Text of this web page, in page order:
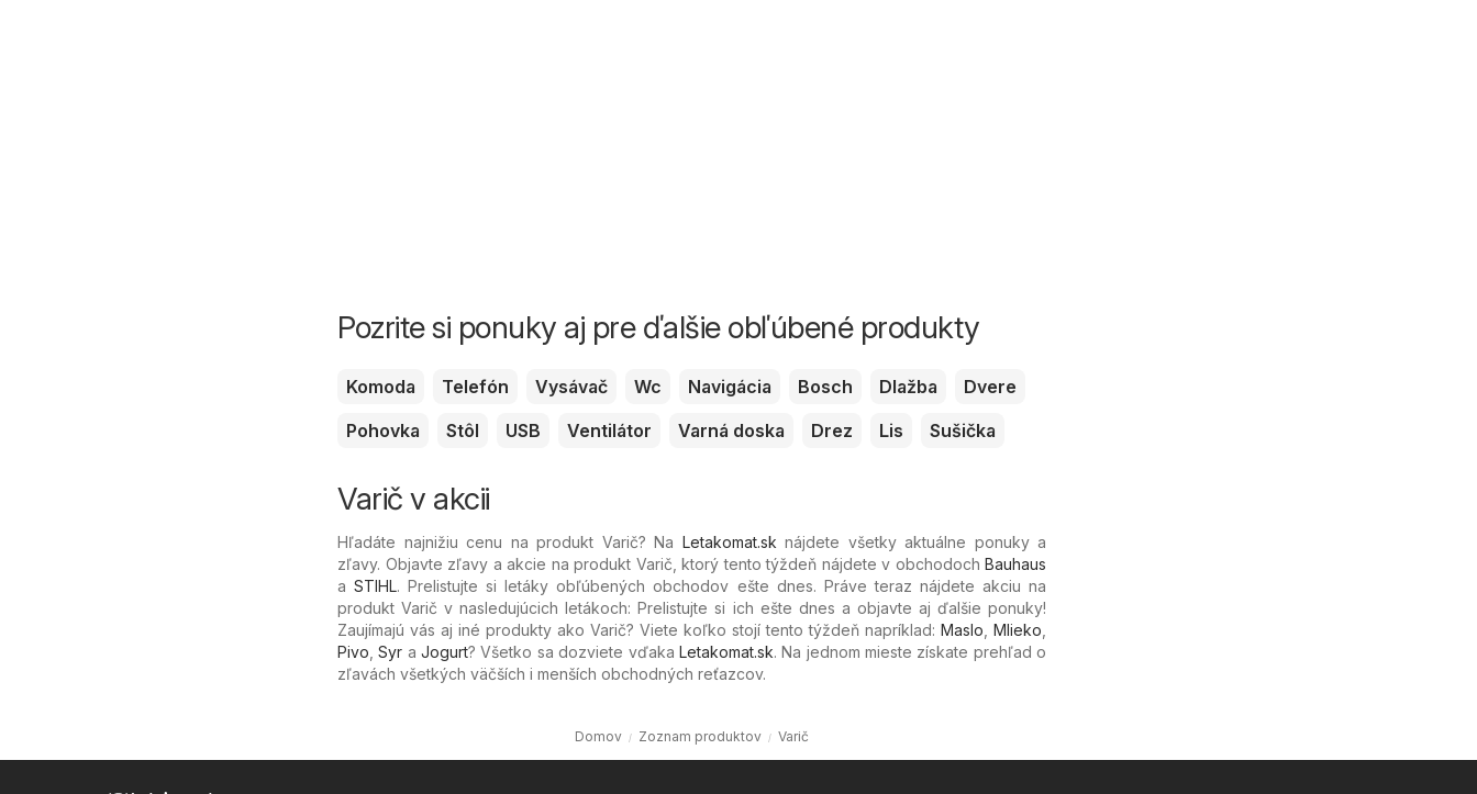
Pozrite si ponuky aj pre ďalšie obľúbené produkty
Komoda Telefón Vysávač Wc Navigácia Bosch Dlažba
Dvere
Pohovka
Stôl USB Ventilátor Varná doska Drez Lis Sušička
Varič v akcii
Hľadáte najnižiu cenu na produkt Varič? Na Letakomat.sk nájdete všetky aktuálne ponuky a
zľavy. Objavte zľavy a akcie na produkt Varič, ktorý tento týždeň nájdete v obchodoch Bauhaus
aSTIHL. Prelistujte si letáky obľúbenýchobchodov ešte dnes. Práve teraz nájdete akciu na
produkt Varič v nasledujúcich letákoch: Prelistujte si ich ešte dnes a objavte aj ďalšie ponuky!
Zaujímajú vás aj iné produkty ako Varič? Viete koľko stojí tento týždeň napríklad: Maslo Mlieko
Pivo ,Syr aJogurt? Všetko sa dozviete vďaka Letakomat.sk. Na jednom mieste získate prehľad o
zľavách všetkých väčších i menších obchodných reťazcov.
Domov Zoznam produktov Varič